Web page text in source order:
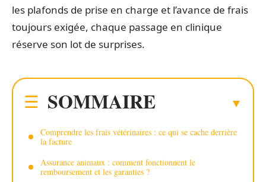
les plafonds de prise en charge et l’avance de frais
toujours exigée, chaque passage en clinique
réserve son lot de surprises.
SOMMAIRE
Comprendre les frais vétérinaires : ce qui se cache derrière
la facture
Assurance animaux : comment fonctionnent le
remboursement et les garanties ?